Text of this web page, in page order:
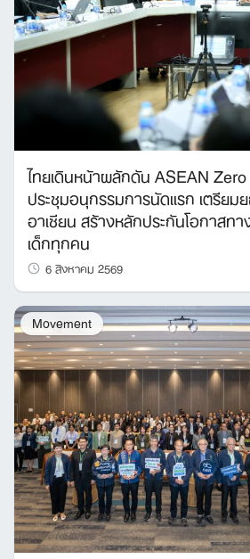
ไทยเดินหน้าผลักดัน ASEAN
ประชุมอนุกรรมการนัดแรก เตรีย
อาเซียน สร้างหลักประกันโอกาสท
เด็กทุกคน
6 สิงหาคม 2569
Movement